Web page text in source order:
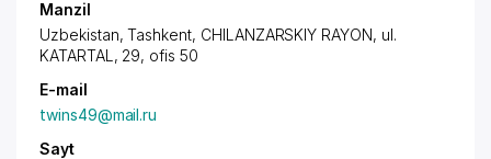
Manzil
Uzbekistan,Tashkent, CHILANZARSKIY RAYON, ul.
KATARTAL, 29, ofis 50
E-mail
twins49@mail.ru
Sayt